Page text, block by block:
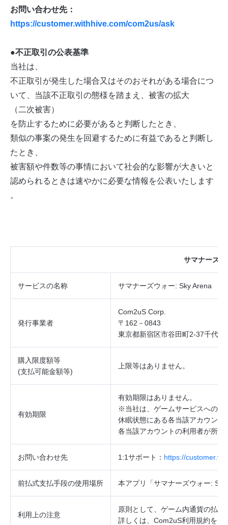
お問い合わせ先：
https://customer.withhive.com/com2us/ask
●不正取引の公表基準
当社は、
不正取引が発生した場合又はそのおそれがある場合につ
いて、当該不正取引の態様を踏まえ、被害の拡大
（二次被害）
を防止するために必要があると判断したとき、
類似の事案の発生を回避するために有益であると判断し
たとき、
被害額や件数等の事情において社会的な影響が大きいと
認められるときは速やかに必要な情報を公表いたします
。
サマナーズウ
サービスの名称 サマナーズウォー: Sky Arena
発行事業者
Com2uS Corp.
〒162－0843
東京都新宿区市谷田町2‐37千代田
購入限度額等
(支払可能金額等)
上限等はありません。
有効期限
有効期限はありません。
※当社は、ゲームサービスへのロ
休眠状態にある各当該アカウン
各当該アカウントの利用者が所
お問い合わせ先 1:1サポート： https://
前払式支払手段の使用場所 本アプリ「サマナーズウォー:
利用上の注意
原則として、ゲーム内通貨の払
詳しくは、 Com2uS利用規約をご